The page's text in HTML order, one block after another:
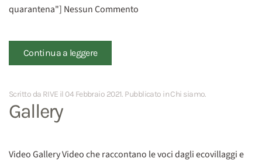
quarantena"] Nessun Commento
Continua a leggere
Scritto da RIVE il 04 Febbraio 2021. Pubblicato inChi siamo.
Gallery
Video Gallery Video che raccontano le voci dagli ecovillaggi e